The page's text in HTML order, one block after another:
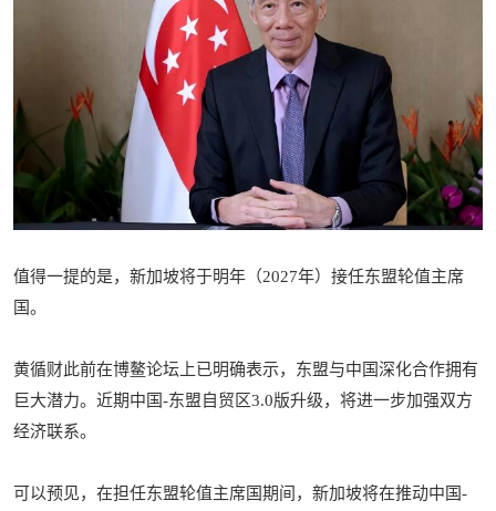
值得一提的是，新加坡将于明年（2027年）接任东盟轮值主席
国。
黄循财此前在博鳌论坛上已明确表示，东盟与中国深化合作拥有
巨大潜力。近期中国-东盟自贸区3.0版升级，将进一步加强双方
经济联系。
可以预见，在担任东盟轮值主席国期间，新加坡将在推动中国-